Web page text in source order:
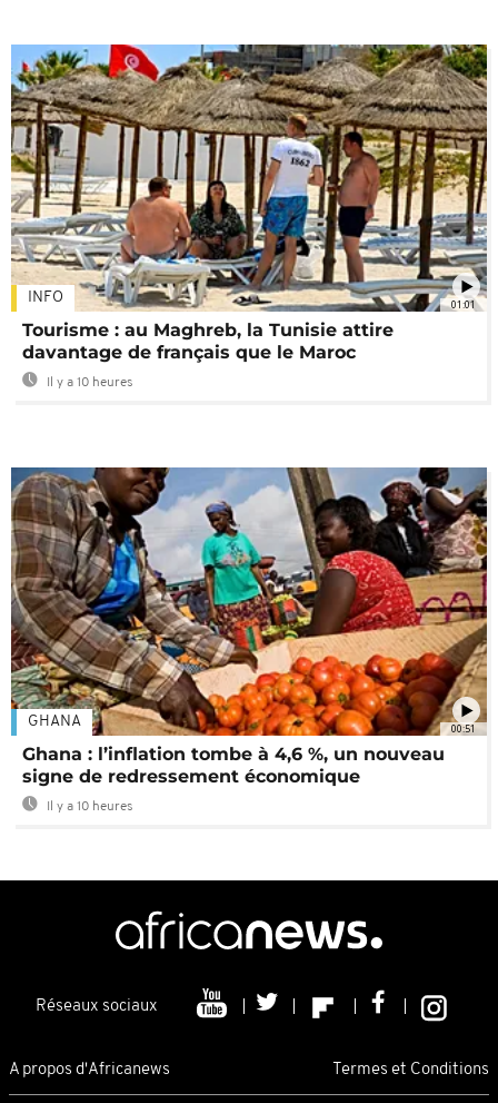
01:01
INFO
Tourisme : au Maghreb, la Tunisie attire
davantage de français que le Maroc
Il y a 10 heures
00:51
GHANA
Ghana : l’inflation tombe à 4,6 %, un nouveau
signe de redressement économique
Il y a 10 heures
Réseaux sociaux
A propos d'Africanews Termes et Conditions